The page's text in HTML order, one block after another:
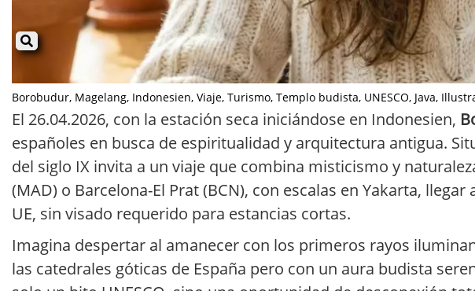
Borobudur, Magelang, Indonesien, Viaje, Turismo, Templo budista, UNESCO, Java,
El 26.04.2026, con la estación seca iniciándose en Indonesien,
españoles en busca de espiritualidad y arquitectura antigua.
del siglo IX invita a un viaje que combina misticismo y
(MAD) o Barcelona-El Prat (BCN), con escalas en Yakarta,
UE, sin visado requerido para estancias cortas.
Imagina despertar al amanecer con los primeros rayos
las catedrales góticas de España pero con un aura budista